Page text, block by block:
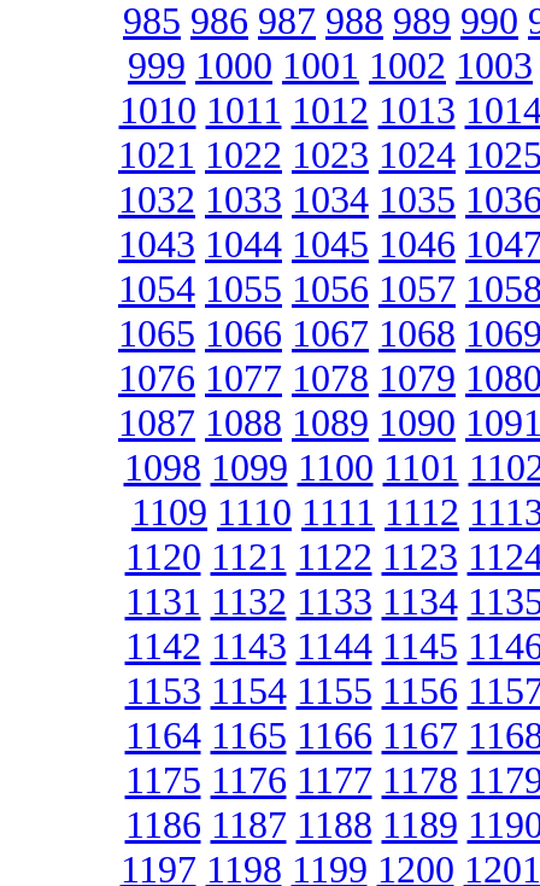
985 986 987 988 989 990
999 1000 1001 1002 1003
1010 1011 1012 1013
1021 1022 1023 1024
1032 1033 1034 1035
1043 1044 1045 1046
1054 1055 1056 1057
1065 1066 1067 1068
1076 1077 1078 1079
1087 1088 1089 1090
1098 1099 1100 1101
1109 1110 1111 1112
1120 1121 1122 1123
1131 1132 1133 1134
1142 1143 1144 1145
1153 1154 1155 1156
1164 1165 1166 1167
1175 1176 1177 1178
1186 1187 1188 1189
1197 1198 1199 1200 1201